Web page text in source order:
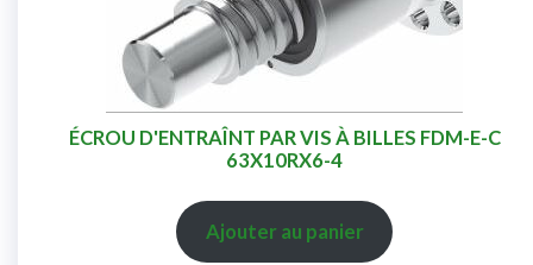
ÉCROU D'ENTRAÎNT PAR VIS À BILLES FDM-E-C
63X10RX6-4
Ajouter au panier